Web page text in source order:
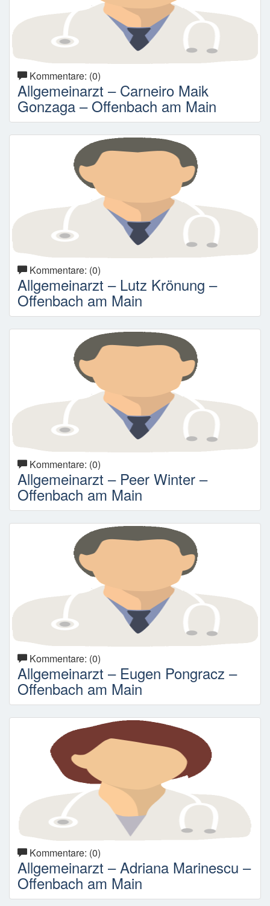
Kommentare: (0)
Allgemeinarzt – Carneiro Maik
Gonzaga – Offenbach am Main
Kommentare: (0)
Allgemeinarzt – Lutz Krönung –
Offenbach am Main
Kommentare: (0)
Allgemeinarzt – Peer Winter –
Offenbach am Main
Kommentare: (0)
Allgemeinarzt – Eugen Pongracz –
Offenbach am Main
Kommentare: (0)
Allgemeinarzt – Adriana Marinescu –
Offenbach am Main